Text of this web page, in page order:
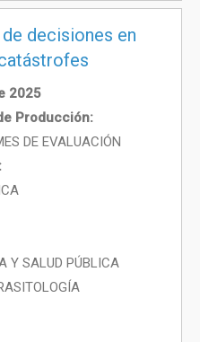
decisiones en
2025
Producción:
DE EVALUACIÓN
Y SALUD PÚBLICA